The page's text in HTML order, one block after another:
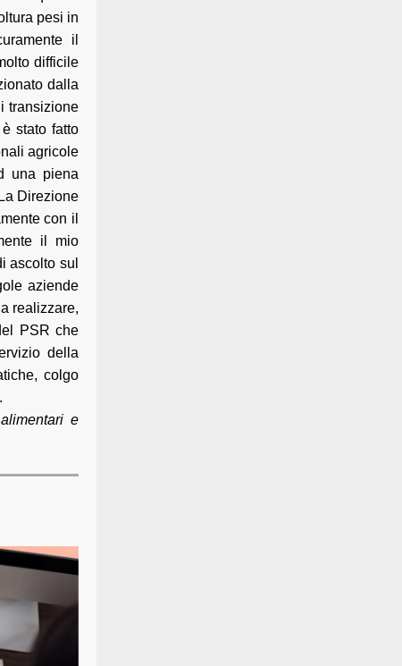
pesi in
il
difficile
dalla
transizione
stato fatto
agricole
una piena
Direzione
con il
il mio
ascolto sul
aziende
realizzare,
PSR che
della
colgo
e